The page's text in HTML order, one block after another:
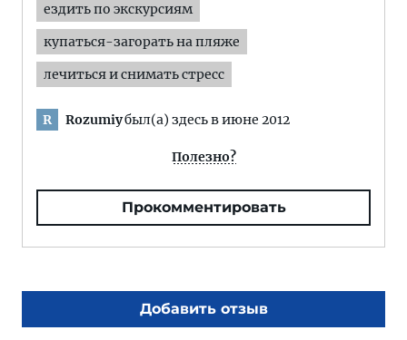
ездить по экскурсиям
купаться-загорать на пляже
лечиться и снимать стресс
R Rozumiyбыл(а) здесь в июне 2012
Полезно?
Прокомментировать
Добавить отзыв